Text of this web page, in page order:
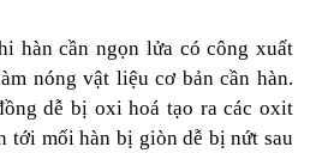
hàn cần ngọn lửa có công xuất
nóng vật liệu cơ bản cần hàn.
dễ bị oxi hoá tạo ra các oxit
tới mối hàn bị giòn dễ bị nứt sau